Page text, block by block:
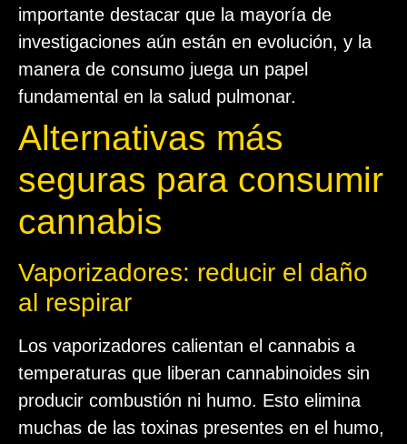
importante destacar que la mayoría de
investigaciones aún están en evolución, y la
manera de consumo juega un papel
fundamental en la salud pulmonar.
Alternativas más
seguras para consumir
cannabis
Vaporizadores: reducir el daño
al respirar
Los vaporizadores calientan el cannabis a
temperaturas que liberan cannabinoides sin
producir combustión ni humo. Esto elimina
muchas de las toxinas presentes en el humo,